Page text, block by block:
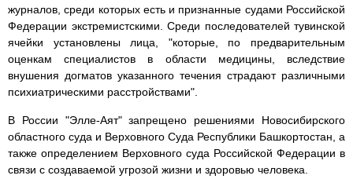
журналов, среди которых есть и признанные судами Российской
Федерации экстремистскими. Среди последователей тувинской
ячейки установлены лица, "которые, по предварительным
оценкам специалистов в области медицины, вследствие
внушения догматов указанного течения страдают различными
психиатрическими расстройствами".
В России "Элле-Аят" запрещено решениями Новосибирского
областного суда и Верховного Суда Республики Башкортостан, а
также определением Верховного суда Российской Федерации в
связи с создаваемой угрозой жизни и здоровью человека.